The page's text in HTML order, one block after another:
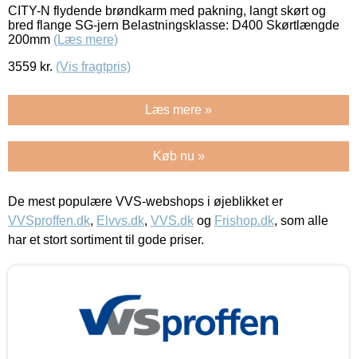
CITY-N flydende brøndkarm med pakning, langt skørt og
bred flange SG-jern Belastningsklasse: D400 Skørtlængde
200mm (Læs mere)
3559 kr. (Vis fragtpris)
Læs mere »
Køb nu »
De mest populære VVS-webshops i øjeblikket er
VVSproffen.dk, Elvvs.dk, VVS.dk og Frishop.dk, som alle
har et stort sortiment til gode priser.